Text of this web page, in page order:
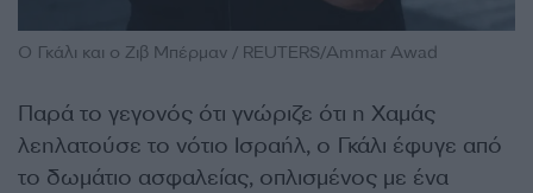
O Γκάλι και ο Ζιβ Μπέρμαν / REUTERS/Ammar Awad
Παρά το γεγονός ότι γνώριζε ότι η Χαμάς
λεηλατούσε το νότιο Ισραήλ, ο Γκάλι έφυγε από
το δωμάτιο ασφαλείας, οπλισμένος με ένα